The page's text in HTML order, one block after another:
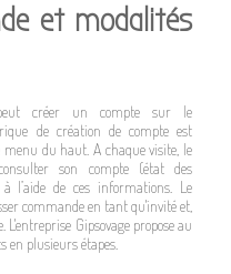
et modalités
créer un compte sur le
de création de compte est
du haut. A chaque visite, le
son compte (état des
l’aide de ces informations. Le
commande en tant qu'invité et,
L'entreprise Gipsovage propose au
en plusieurs étapes.